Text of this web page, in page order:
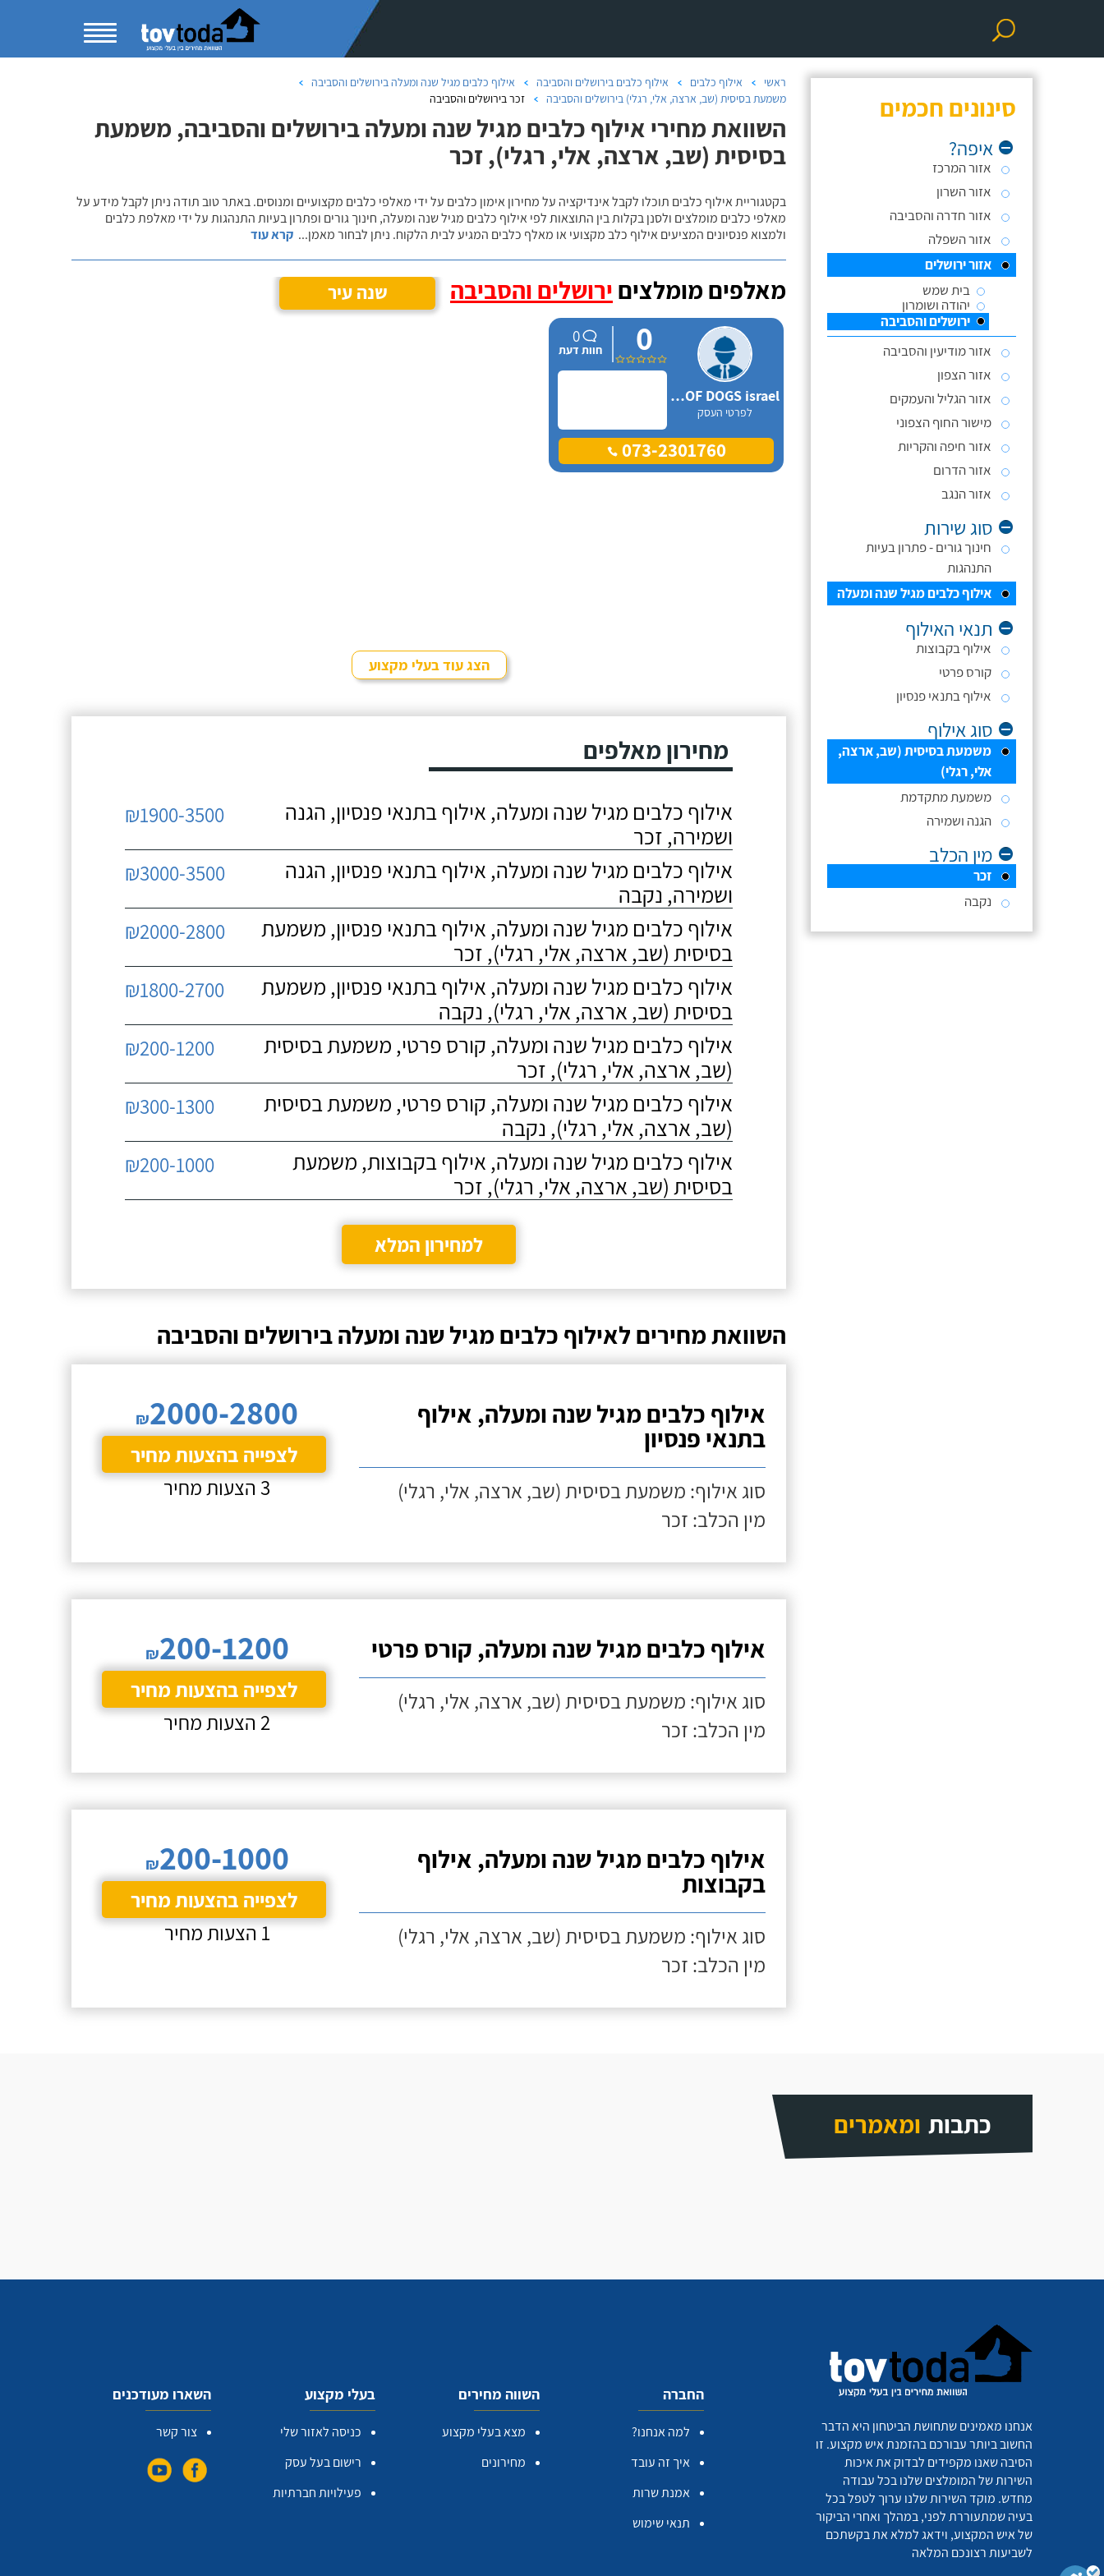
סינונים חכמים
איפה?
אזור המרכז
אזור השרון
אזור חדרה והסביבה
אזור השפלה
אזור ירושלים
בית שמש
יהודה ושומרון
ירושלים והסביבה
אזור מודיעין והסביבה
אזור הצפון
אזור הגליל והעמקים
מישור החוף הצפוני
אזור חיפה והקריות
אזור הדרום
אזור הנגב
סוג שירות
חינוך גורים - פתרון בעיות
התנהגות
אילוף כלבים מגיל שנה ומעלה
תנאי האילוף
אילוף בקבוצות
קורס פרטי
אילוף בתנאי פנסיון
סוג אילוף
משמעת בסיסית (שב, ארצה,
אלי, רגלי)
משמעת מתקדמת
הגנה ושמירה
מין הכלב
זכר
נקבה
ראשי אילוף כלבים אילוף כלבים בירושלים והסביבה
אילוף כלבים מגיל שנה ומעלה בירושלים והסביבה
משמעת בסיסית (שב, ארצה, אלי, רגלי) בירושלים והסביבה
זכר בירושלים והסביבה
השוואת מחירי אילוף כלבים מגיל שנה ומעלה בירושלים והסביבה, משמעת
בסיסית (שב, ארצה, אלי, רגלי), זכר
בקטגוריית אילוף כלבים תוכלו לקבל אינדיקציה על מחירון אימון כלבים על ידי מאלפי כלבים מקצועיים ומנוסים. באתר טוב תודה ניתן לקבל מידע על
מאלפי כלבים מומלצים ולסנן בקלות בין התוצאות לפי אילוף כלבים מגיל שנה ומעלה, חינוך גורים ופתרון בעיות התנהגות על ידי מאלפת כלבים
ולמצוא פנסיונים המציעים אילוף כלב מקצועי או מאלף כלבים המגיע לבית הלקוח. ניתן לבחור מאמן... קרא עוד
מאלפים מומלצים ירושלים והסביבה שנה עיר
WOOF DOGS israel
לפרטי העסק
0
0
חוות דעת
073-2301760
הצג עוד בעלי מקצוע
מחירון מאלפים
אילוף כלבים מגיל שנה ומעלה, אילוף בתנאי פנסיון, הגנה
ושמירה, זכר
₪1900-3500
אילוף כלבים מגיל שנה ומעלה, אילוף בתנאי פנסיון, הגנה
ושמירה, נקבה
₪3000-3500
אילוף כלבים מגיל שנה ומעלה, אילוף בתנאי פנסיון, משמעת
בסיסית (שב, ארצה, אלי, רגלי), זכר
₪2000-2800
אילוף כלבים מגיל שנה ומעלה, אילוף בתנאי פנסיון, משמעת
בסיסית (שב, ארצה, אלי, רגלי), נקבה
₪1800-2700
אילוף כלבים מגיל שנה ומעלה, קורס פרטי, משמעת בסיסית
(שב, ארצה, אלי, רגלי), זכר
₪200-1200
אילוף כלבים מגיל שנה ומעלה, קורס פרטי, משמעת בסיסית
(שב, ארצה, אלי, רגלי), נקבה
₪300-1300
אילוף כלבים מגיל שנה ומעלה, אילוף בקבוצות, משמעת
בסיסית (שב, ארצה, אלי, רגלי), זכר
₪200-1000
למחירון המלא
השוואת מחירים לאילוף כלבים מגיל שנה ומעלה בירושלים והסביבה
אילוף כלבים מגיל שנה ומעלה, אילוף
בתנאי פנסיון
סוג אילוף: משמעת בסיסית (שב, ארצה, אלי, רגלי)
מין הכלב: זכר
₪2000-2800
לצפייה בהצעות מחיר
3 הצעות מחיר
אילוף כלבים מגיל שנה ומעלה, קורס פרטי
סוג אילוף: משמעת בסיסית (שב, ארצה, אלי, רגלי)
מין הכלב: זכר
₪200-1200
לצפייה בהצעות מחיר
2 הצעות מחיר
אילוף כלבים מגיל שנה ומעלה, אילוף
בקבוצות
סוג אילוף: משמעת בסיסית (שב, ארצה, אלי, רגלי)
מין הכלב: זכר
₪200-1000
לצפייה בהצעות מחיר
1 הצעות מחיר
כתבות ומאמרים
אנחנו מאמינים שתחושת הביטחון היא הדבר
החשוב ביותר עבורכם בהזמנת איש מקצוע. זו
הסיבה שאנו מקפידים לבדוק את איכות
השירות של המומלצים שלנו בכל עבודה
מחדש. מוקד השירות שלנו ערוך לטפל בכל
בעיה שמתעוררת לפני, במהלך ואחרי הביקור
של איש המקצוע, וידאג למלא את בקשתכם
לשביעות רצונכם המלאה
החברה
למה אנחנו?
איך זה עובד
אמנת שרות
תנאי שימוש
השווה מחירים
מצא בעלי מקצוע
מחירונים
בעלי מקצוע
כניסה לאזור שלי
רישום בעל עסק
פעילויות חברתיות
השארו מעודכנים
צור קשר